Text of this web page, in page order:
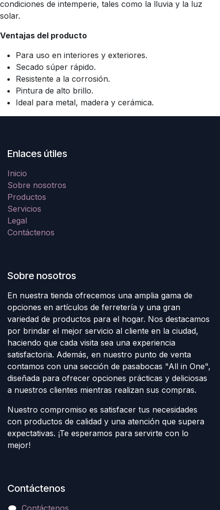
condiciones de intemperie, tales como la lluvia y la luz
solar.
Ventajas del producto
Para uso en interiores y exteriores.
Secado súper rápido.
Resistente a la corrosión.
Pintura de alto brillo.
Ideal para metal, madera y cerámica.
Enlaces útiles
Inicio
Sobre nosotros
Productos
Servicios
Legal
Contáctenos
Sobre nosotros
En nuestra tienda ofrecemos una amplia gama de
opciones en artículos de ferretería y una gran
variedad de productos para el hogar. Nos destacamos
por brindar el mejor servicio al cliente en la ciudad,
haciendo que cada visita sea una experiencia
satisfactoria. Además, en nuestro punto de venta
contamos con una sección de pasabocas "All in One",
diseñada para ofrecer opciones prácticas y deliciosas
a nuestros clientes mientras realizan sus compras.
Nuestro compromiso es satisfacer tus necesidades
con productos de calidad y una atención que supera
expectativas. ¡Te esperamos para servirte con lo
mejor!
Contáctenos